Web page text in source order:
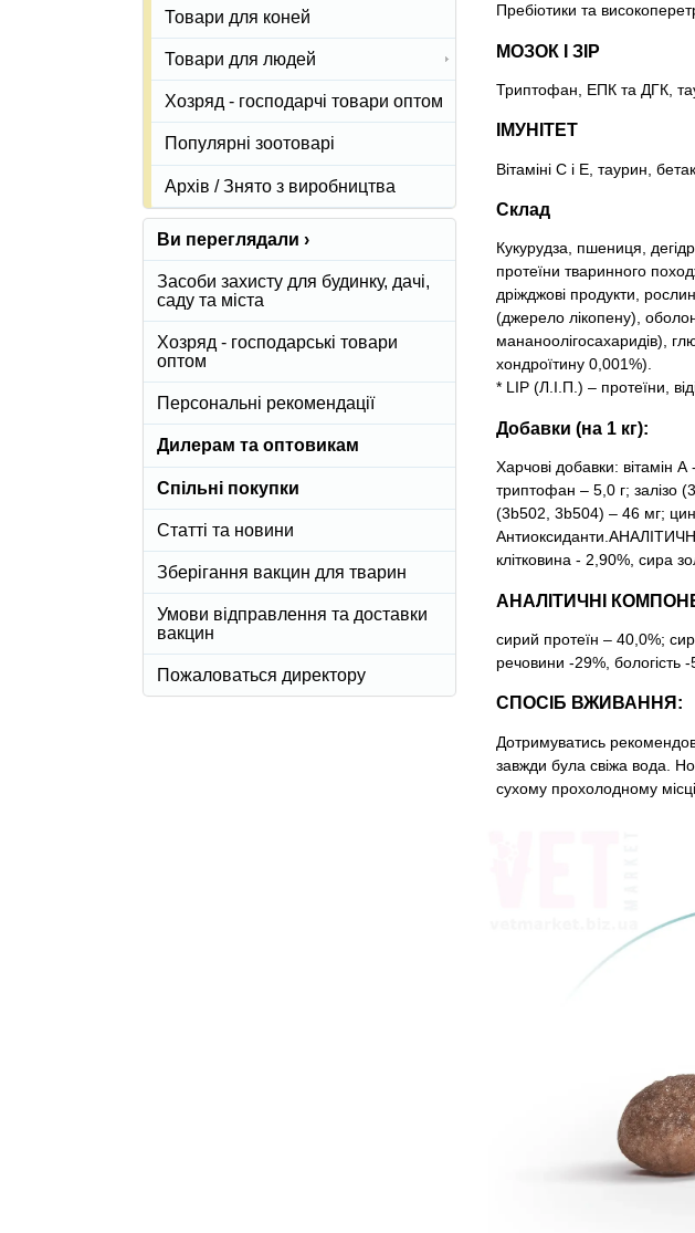
Пребіотики та
МОЗОК І ЗІР
Триптофан, ЕПК та ДГК,
ІМУНІТЕТ
Вітаміні С і Е, таурин,
Склад
Кукурудза, пшениця,
протеїни тваринного
дріжджові продукти,
(джерело лікопену),
мананоолігосахаридів),
хондроїтину 0,001%).
* LIP (Л.І.П.) – протеїни,
Добавки (на 1 кг):
Харчові добавки: вітамін
триптофан – 5,0 г; залізо
(3b502, 3b504) – 46 мг;
клітковина - 2,90%, сира
АНАЛІТИЧНІ
сирий протеїн – 40,0%;
речовини -29%, бологість
СПОСІБ ВЖИВАННЯ:
Дотримуватись
завжди була свіжа вода.
сухому прохолодному мiсцi.
Товари для коней
Товари для людей
Хозряд - господарчі товари оптом
Популярні зоотоварі
Архів / Знято з виробництва
Ви переглядали ›
Засоби захисту для будинку, дачі,
саду та міста
Хозряд - господарські товари
оптом
Персональні рекомендації
Дилерам та оптовикам
Спільні покупки
Статті та новини
Зберігання вакцин для тварин
Умови відправлення та доставки
вакцин
Пожаловаться директору